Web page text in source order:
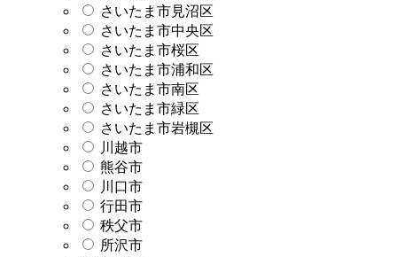
さいたま市見沼区
さいたま市中央区
さいたま市桜区
さいたま市浦和区
さいたま市南区
さいたま市緑区
さいたま市岩槻区
川越市
熊谷市
川口市
行田市
秩父市
所沢市